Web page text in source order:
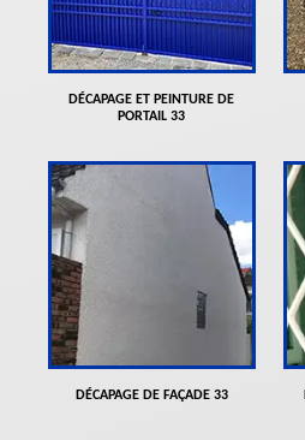
DÉCAPAGE ET PEINTURE DE
PORTAIL 33
DÉCAPAGE DE FAÇADE 33